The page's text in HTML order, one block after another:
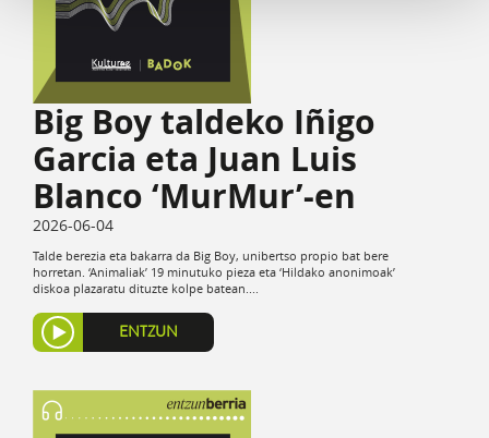
Big Boy taldeko Iñigo
Garcia eta Juan Luis
Blanco ‘MurMur’-en
2026-06-04
Talde berezia eta bakarra da Big Boy, unibertso propio bat bere
horretan. ‘Animaliak’ 19 minutuko pieza eta ‘Hildako anonimoak’
diskoa plazaratu dituzte kolpe batean....
ENTZUN